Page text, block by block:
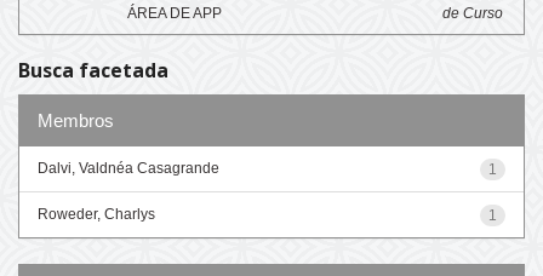
ÁREA DE APP
de Curso
Busca facetada
Membros
1
Dalvi, Valdnéa Casagrande
1
Roweder, Charlys